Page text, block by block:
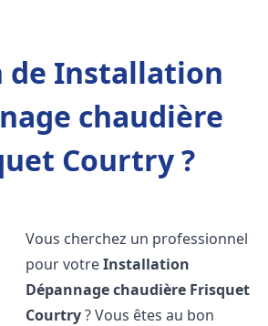
de Installation
chaudière
Courtry ?
Vous cherchez un professionnel
pour votreInstallation
Dépannage chaudière Frisquet
Courtry? Vous êtes au bon